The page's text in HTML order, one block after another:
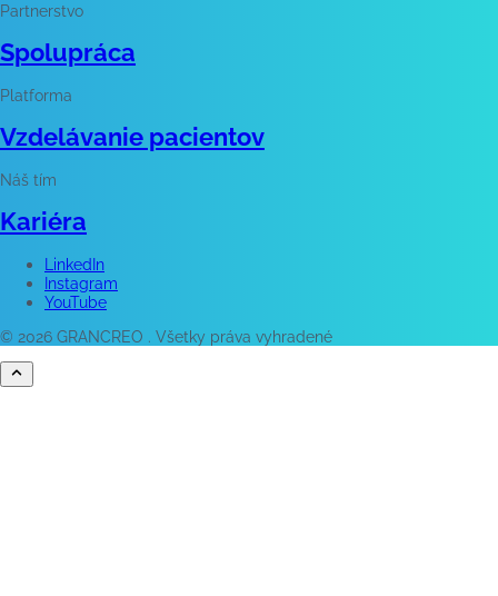
Partnerstvo
Spolupráca
Platforma
Vzdelávanie pacientov
Náš tím
Kariéra
LinkedIn
Instagram
YouTube
© 2026 GRANCREO . Všetky práva vyhradené